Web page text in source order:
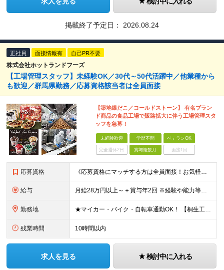
掲載終了予定日： 2026.08.24
正社員 面接情報有 自己PR不要
株式会社ホットランドフーズ
【工場管理スタッフ】未経験OK／30代～50代活躍中／他業種から
も歓迎／群馬県勤務／応募資格該当者は全員面接
【築地銀だこ／コールドストーン】 有名ブラン
ド商品の食品工場で販路拡大に伴う工場管理スタ
ッフを急募！
未経験歓迎 学歴不問 ベテランOK
完全週休2日 賞与複数月 面接1回
応募資格 《応募資格にマッチする方は全員面接！お気軽にご応募ください》 未経験・第二新卒・ブランクOK／学歴不問 《下記のような方はぜひご応募ください！》 ●安定した会社で新たなキャリアを築きたい方 ●自らの
給与 月給28万円以上～＋賞与年2回 ※経験や能力等を考慮の上、決定します ※残業代は別途全額支給いたします ※試用期間3ヶ月あり（その間の待遇に差異はありません）
勤務地 ★マイカー・バイク・自転車通勤OK！ 【桐生工場】群馬県桐生市広沢町4-2430 (変更の範囲)上記を除く当社関連勤務地
残業時間 10時間以内
求人を見る 検討中に入れる